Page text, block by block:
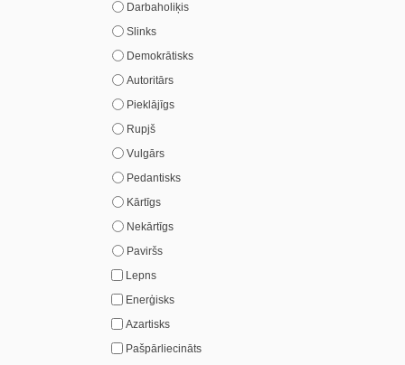
Darbaholiķis
Slinks
Demokrātisks
Autoritārs
Pieklājīgs
Rupjš
Vulgārs
Pedantisks
Kārtīgs
Nekārtīgs
Paviršs
Lepns
Enerģisks
Azartisks
Pašpārliecināts